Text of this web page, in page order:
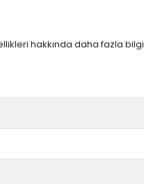
hakkında daha fazla